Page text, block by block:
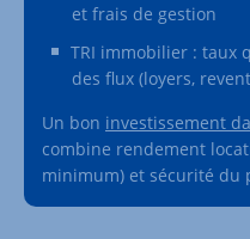
et frais de gestion
TRI immobilier : taux
des flux (loyers,
Un bon investissement
combine rendement
minimum) et sécurité du